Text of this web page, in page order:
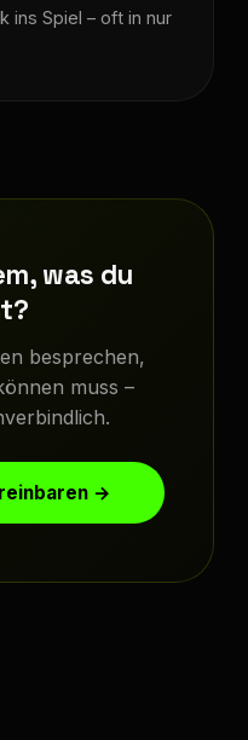
ins Spiel – oft in nur
was du
besprechen,
muss –
→